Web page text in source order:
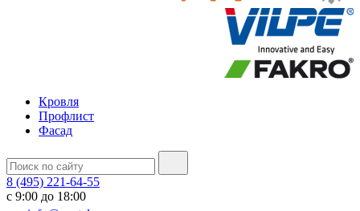
Кровля
Профлист
Фасад
8 (495) 221-64-55
с 9:00 до 18:00